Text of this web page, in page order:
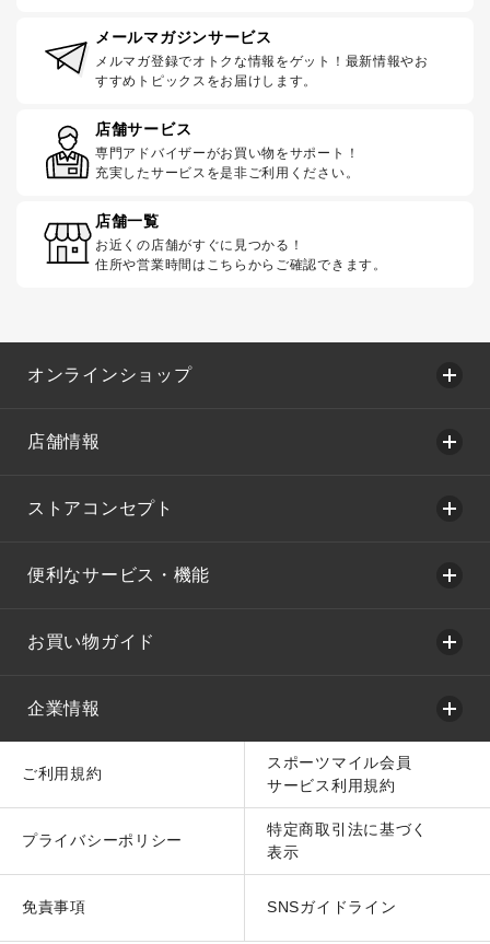
メールマガジンサービス
メルマガ登録でオトクな情報をゲット！最新情報やお
すすめトピックスをお届けします。
店舗サービス
専門アドバイザーがお買い物をサポート！
充実したサービスを是非ご利用ください。
店舗一覧
お近くの店舗がすぐに見つかる！
住所や営業時間はこちらからご確認できます。
オンラインショップ
店舗情報
ストアコンセプト
便利なサービス・機能
お買い物ガイド
企業情報
ご利用規約
スポーツマイル会員
サービス利用規約
プライバシーポリシー
特定商取引法に基づく
表示
免責事項 SNSガイドライン